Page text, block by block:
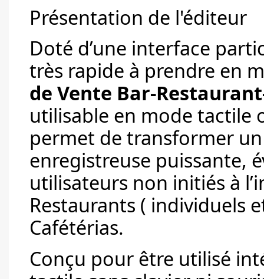
Présentation de l'éditeur
Doté d’une interface
très rapide à prendre en
de Vente Bar-
utilisable en mode tactile
permet de transformer
enregistreuse puissante,
utilisateurs non initiés à
Restaurants ( individuels
Cafétérias.
Conçu pour être utilisé